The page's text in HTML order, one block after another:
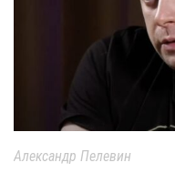
Александр Пелевин